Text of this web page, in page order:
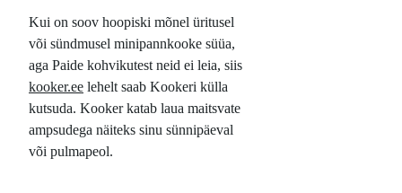
Kui on soov hoopiski mõnel üritusel
või sündmusel minipannkooke süüa,
aga Paide kohvikutest neid ei leia, siis
kooker.ee lehelt saab Kookeri külla
kutsuda. Kooker katab laua maitsvate
ampsudega näiteks sinu sünnipäeval
või pulmapeol.